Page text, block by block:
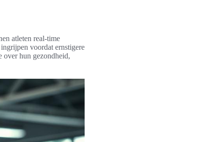
atleten real-time
voordat ernstigere
over hun gezondheid,